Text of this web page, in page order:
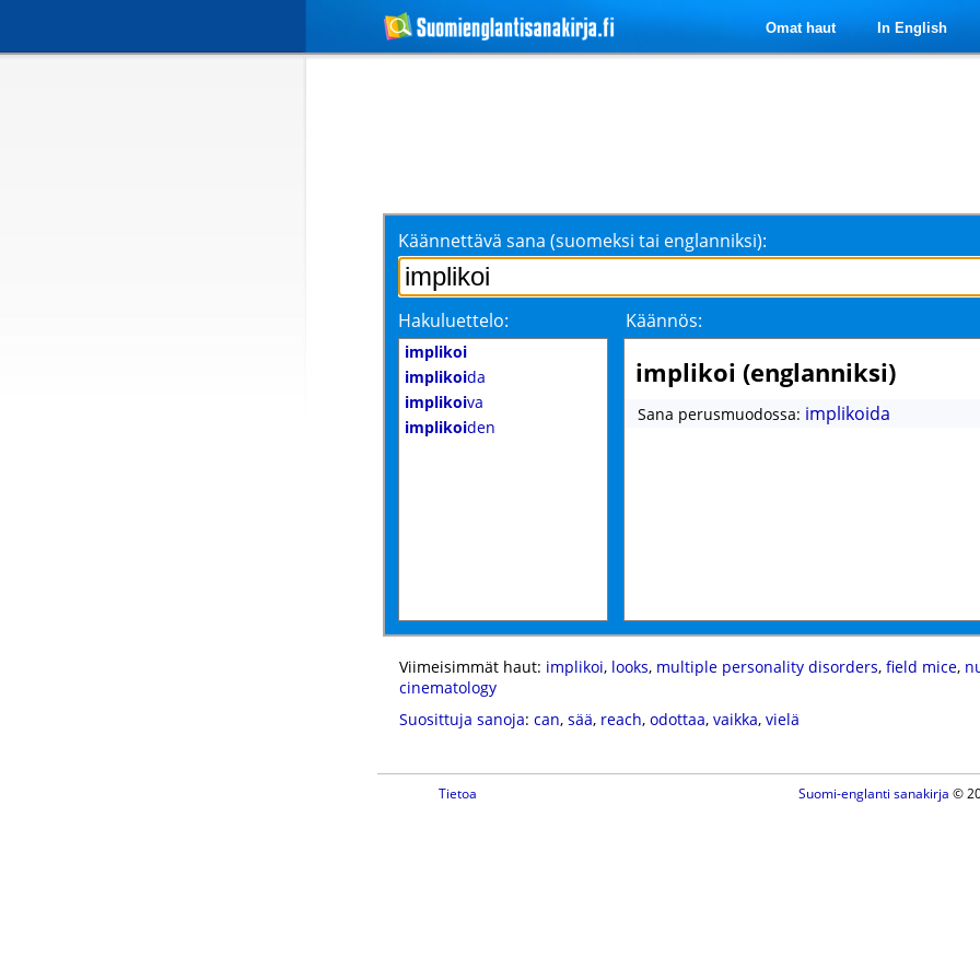
Omat haut In English
Käännettävä sana (suomeksi tai englanniksi):
Hakuluettelo: Käännös:
implikoi
implikoida
implikoiva
implikoiden
implikoi (englanniksi)
Sana perusmuodossa: implikoida
Viimeisimmät haut: implikoi, looks, multiple personality disorders, field mice,
cinematology
Suosittuja sanoja: can, sää, reach, odottaa, vaikka, vielä
Tietoa Suomi-englanti sanakirja ©